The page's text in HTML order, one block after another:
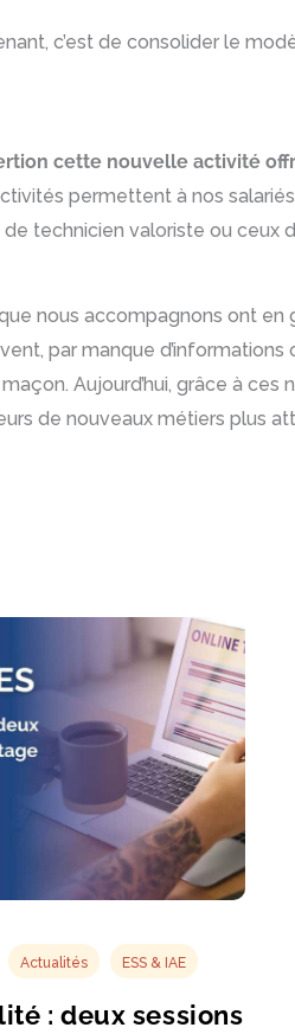
c’est de consolider le
cette nouvelle activité
permettent à nos
technicien valoriste ou ceux
nous accompagnons ont
par manque d’informations
Aujourd’hui, grâce à
de nouveaux métiers plus
Actualités ESS & IAE
: deux sessions